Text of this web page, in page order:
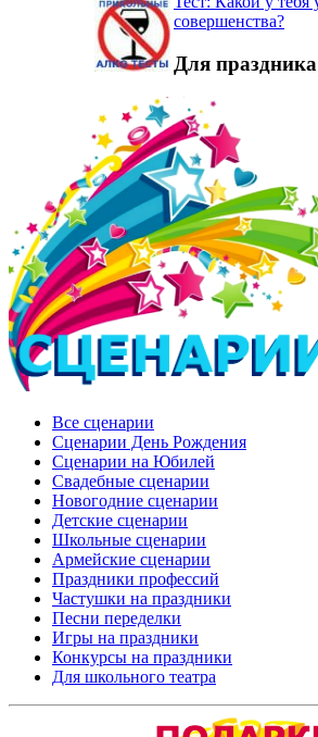
совершенства?
Для праздника
Все сценарии
Сценарии День Рождения
Сценарии на Юбилей
Свадебные сценарии
Новогодние сценарии
Детские сценарии
Школьные сценарии
Армейские сценарии
Праздники профессий
Частушки на праздники
Песни переделки
Игры на праздники
Конкурсы на праздники
Для школьного театра